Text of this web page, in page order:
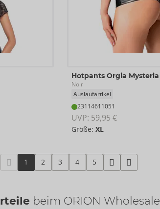
Hotpants Orgia Mysteria
Noir
Auslaufartikel
23114611051
UVP: 59,95 €
Größe: XL
1 2 3 4 5
beim ORION Wholesale